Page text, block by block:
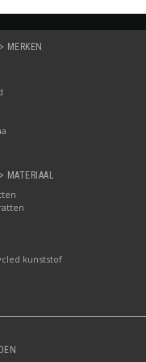
MERKEN
MATERIAAL
kunststof